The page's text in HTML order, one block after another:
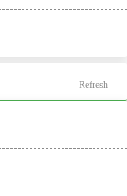
Refresh